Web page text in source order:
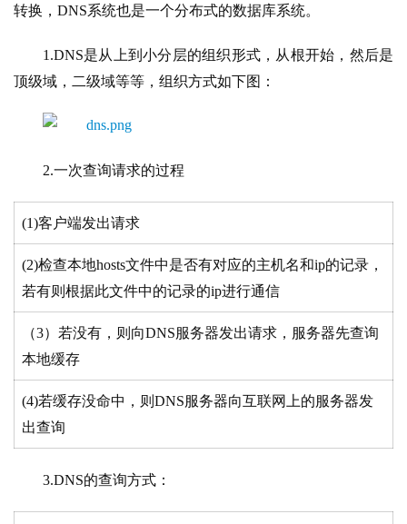
转换，DNS系统也是一个分布式的数据库系统。
1.DNS是从上到小分层的组织形式，从根开始，然后是
顶级域，二级域等等，组织方式如下图：
2.一次查询请求的过程
(1)客户端发出请求
(2)检查本地hosts文件中是否有对应的主机名和ip的记录，
若有则根据此文件中的记录的ip进行通信
（3）若没有，则向DNS服务器发出请求，服务器先查询
本地缓存
(4)若缓存没命中，则DNS服务器向互联网上的服务器发
出查询
3.DNS的查询方式：